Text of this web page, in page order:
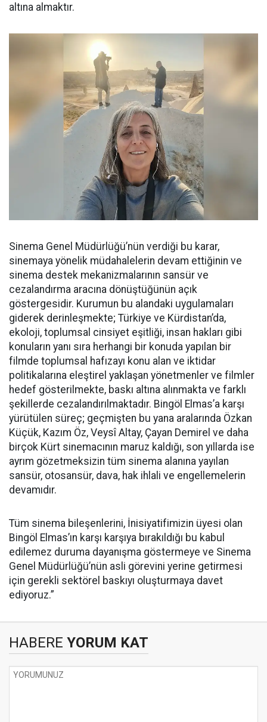
altına almaktır.
Sinema Genel Müdürlüğü’nün verdiği bu karar,
sinemaya yönelik müdahalelerin devam ettiğinin ve
sinema destek mekanizmalarının sansür ve
cezalandırma aracına dönüştüğünün açık
göstergesidir. Kurumun bu alandaki uygulamaları
giderek derinleşmekte; Türkiye ve Kürdistan’da,
ekoloji, toplumsal cinsiyet eşitliği, insan hakları gibi
konuların yanı sıra herhangi bir konuda yapılan bir
filmde toplumsal hafızayı konu alan ve iktidar
politikalarına eleştirel yaklaşan yönetmenler ve filmler
hedef gösterilmekte, baskı altına alınmakta ve farklı
şekillerde cezalandırılmaktadır. Bingöl Elmas’a karşı
yürütülen süreç; geçmişten bu yana aralarında Özkan
Küçük, Kazım Öz, Veysî Altay, Çayan Demirel ve daha
birçok Kürt sinemacının maruz kaldığı, son yıllarda ise
ayrım gözetmeksizin tüm sinema alanına yayılan
sansür, otosansür, dava, hak ihlali ve engellemelerin
devamıdır.
Tüm sinema bileşenlerini, İnisiyatifimizin üyesi olan
Bingöl Elmas’ın karşı karşıya bırakıldığı bu kabul
edilemez duruma dayanışma göstermeye ve Sinema
Genel Müdürlüğü’nün asli görevini yerine getirmesi
için gerekli sektörel baskıyı oluşturmaya davet
ediyoruz.”
HABERE YORUM KAT